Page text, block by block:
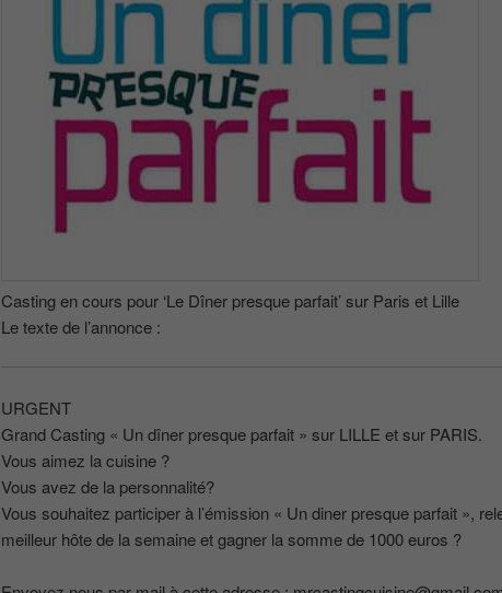
Casting en cours pour ‘Le Dîner presque parfait’ sur Paris et Lille
Le texte de l’annonce :
URGENT
Grand Casting « Un dîner presque parfait » sur LILLE et sur PARIS.
Vous aimez la cuisine ?
Vous avez de la personnalité?
Vous souhaitez participer à l’émission « Un diner presque parfait »,
meilleur hôte de la semaine et gagner la somme de 1000 euros ?